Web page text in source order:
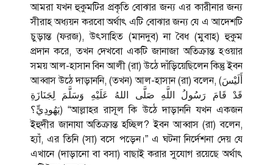
আমরা যখন হুকুমটির প্রকৃতি বোঝার জন্য এর কারীনার জন্য
সীরাহ অধ্যয়ন করবো অর্থাৎ এটি বোঝার জন্য যে এ আদেশটি
চুড়ান্ত (ফরজ), উৎসাহিত (মানদুব) না বৈধ (মুবাহ) হুকুম
প্রদান করে, তখন দেখবো একটি জানাজা অতিক্রান্ত হওয়ার
সময় আল-হাসান বিন আলী (রা) উঠে দাঁড়িয়েছিলেন কিন্তু ইবন
আব্বাস উঠে দাড়াননি, (তখন) আল-হাসান (রা) বলেন, (أَلَيْسَ
قَدْ قَامَ رَسُولُ اللَّهِ صَلَّى اللهُ عَلَيْهِ وَسَلَّمَ لِجَنَازَةِ
يَهُودِيٍّ؟) “আল্লাহর রাসূল কি উঠে দাড়াননি যখন একজন
ইহুদীর জানাযা অতিক্রান্ত হচ্ছিল? ইবন আব্বাস (রা) বলেন,
হ্যাঁ, এর তিনি (সা) বসে পড়েন।” এ ঘটনা নির্দেশনা দেয় যে
এখানে (দাড়ানো বা বসা) বাছাই করার সুযোগ রয়েছে অর্থাৎ